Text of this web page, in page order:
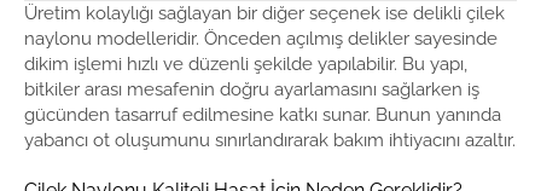
Üretim kolaylığı sağlayan bir diğer seçenek ise delikli çilek
naylonu modelleridir. Önceden açılmış delikler sayesinde
dikim işlemi hızlı ve düzenli şekilde yapılabilir. Bu yapı,
bitkiler arası mesafenin doğru ayarlamasını sağlarken iş
gücünden tasarruf edilmesine katkı sunar. Bunun yanında
yabancı ot oluşumunu sınırlandırarak bakım ihtiyacını azaltır.